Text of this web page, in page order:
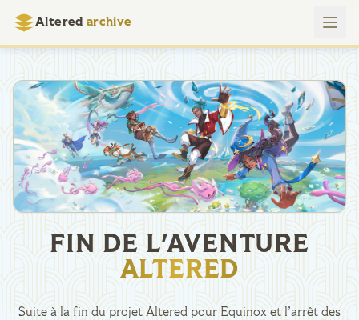
Altered archive
FIN DE L'AVENTURE
ALTERED
Suite à la fin du projet Altered pour Equinox et l’arrêt des